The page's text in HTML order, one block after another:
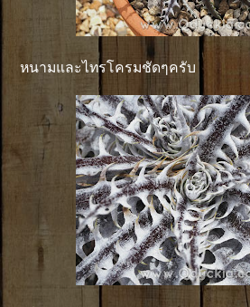
หนามและไทรโครมชัดๆครับ